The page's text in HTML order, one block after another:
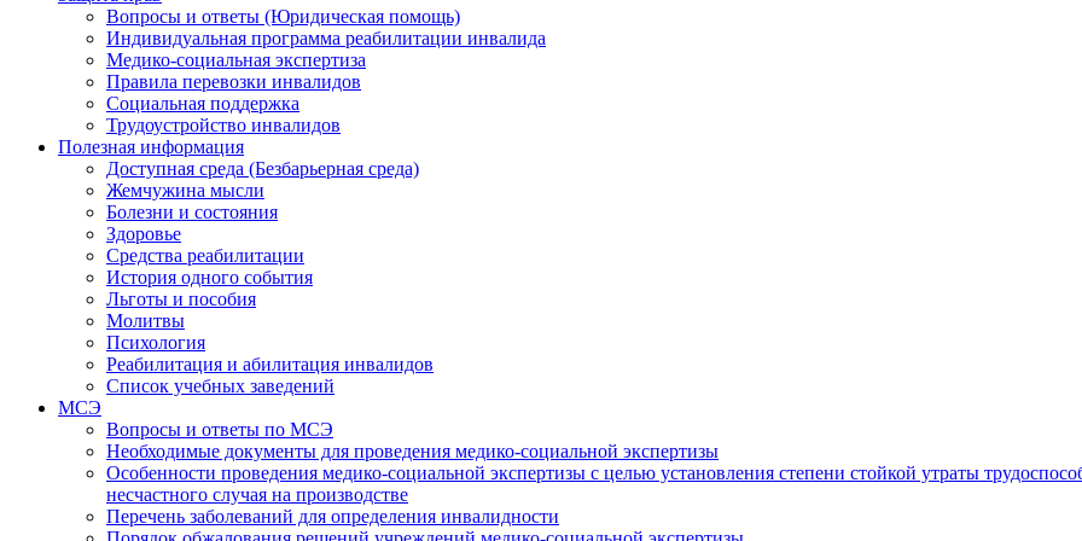
Вопросы и ответы (Юридическая помощь)
Индивидуальная программа реабилитации инвалида
Медико-социальная экспертиза
Правила перевозки инвалидов
Социальная поддержка
Трудоустройство инвалидов
Полезная информация
Доступная среда (Безбарьерная среда)
Жемчужина мысли
Болезни и состояния
Здоровье
Средства реабилитации
История одного события
Льготы и пособия
Молитвы
Психология
Реабилитация и абилитация инвалидов
Список учебных заведений
МСЭ
Вопросы и ответы по МСЭ
Необходимые документы для проведения медико-социальной экспертизы
Особенности проведения медико-социальной экспертизы с целью установления степени стойкой утраты
несчастного случая на производстве
Перечень заболеваний для определения инвалидности